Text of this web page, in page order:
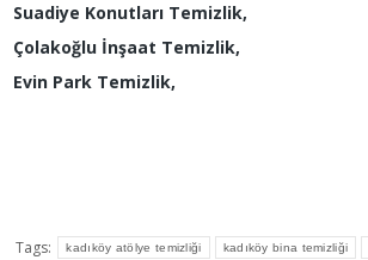
Suadiye Konutları Temizlik,
Çolakoğlu İnşaat Temizlik,
Evin Park Temizlik,
Tags: kadıköy atölye temizliği kadıköy bina temizliği